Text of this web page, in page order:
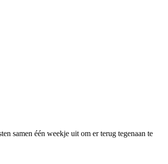
samen één weekje uit om er terug tegenaan te